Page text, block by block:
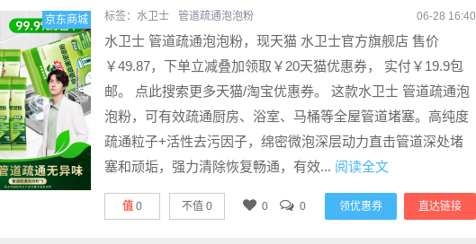
京东商城 标签： 水卫士 管道疏通泡泡粉 06-28 16:40
水卫士 管道疏通泡泡粉，现天猫 水卫士官方旗舰店 售价
￥49.87，下单立减叠加领取￥20天猫优惠券， 实付￥19.9包
邮。 点此搜索更多天猫/淘宝优惠券。 这款水卫士 管道疏通泡
泡粉，可有效疏通厨房、浴室、马桶等全屋管道堵塞。高纯度
疏通粒子+活性去污因子，绵密微泡深层动力直击管道深处堵
塞和顽垢，强力清除恢复畅通，有效... 阅读全文
直达链接
领优惠券
值 0 不值 0 0 0